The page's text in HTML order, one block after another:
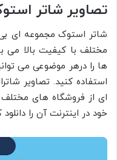
تصاویر شاتر
شاتر استوک مجموعه ای
مختلف با کیفیت بالا می
ها را درهر موضوعی می
استفاده کنید. تصاویر
ای از فروشگاه های مختلف
خود در اینترنت آن را دانلود